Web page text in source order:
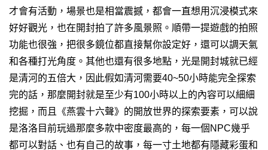
才會有活動，場景也是相當震撼，都會一直想用沉浸模式來
好好觀光，也在開封拍了許多風景照。 順帶一提遊戲的拍照
功能也很強，把很多鏡位都直接幫你設定好，還可以調天氣
和各種打光角度。 其他也還有很多地點，光是開封城就已經
是清河的五倍大，因此假如清河需要40~50小時能完全探索
完的話，那麼開封就是至少有100小時以上的內容可以細細
挖掘， 而且《燕雲十六聲》的開放世界的探索要素，可以說
是洛洛目前玩過那麼多款中密度最高的，每一個NPC幾乎
都可以對話、也有自己的故事，每一寸土地都有隱藏彩蛋和